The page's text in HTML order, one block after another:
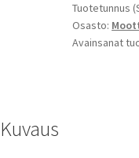
Tuotetunnus
Osasto:
Avainsanat
Kuvaus